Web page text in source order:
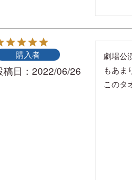
購入者
稿日 2022/06/26
劇場公
もあま
このタ